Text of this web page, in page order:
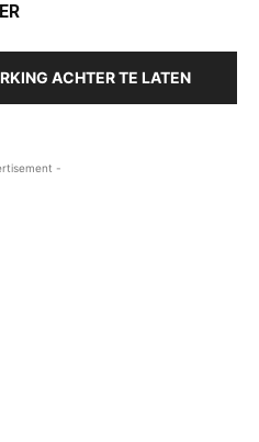
ACHTER TE LATEN
-